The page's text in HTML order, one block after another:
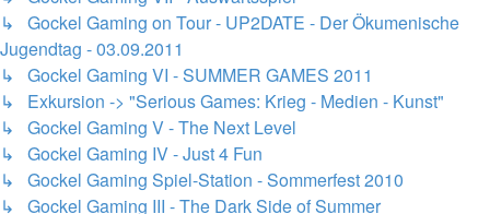
↳ Gockel Gaming on Tour - UP2DATE - Der Ökumenische
Jugendtag - 03.09.2011
↳ Gockel Gaming VI - SUMMER GAMES 2011
↳ Exkursion -> "Serious Games: Krieg - Medien - Kunst"
↳ Gockel Gaming V - The Next Level
↳ Gockel Gaming IV - Just 4 Fun
↳ Gockel Gaming Spiel-Station - Sommerfest 2010
↳ Gockel Gaming III - The Dark Side of Summer